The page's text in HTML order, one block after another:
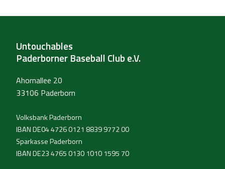
Untouchables
Paderborner Baseball Club e.V.
Ahornallee 20
33106 Paderborn
Volksbank Paderborn
IBAN DE04 4726 0121 8839 9772 00
Sparkasse Paderborn
IBAN DE23 4765 0130 1010 1595 70